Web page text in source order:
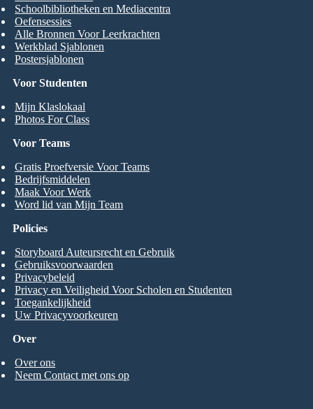
Voor Studenten
Mijn Klaslokaal
Photos For Class
Schoolbibliotheken en Mediacentra
Oefensessies
Alle Bronnen Voor Leerkrachten
Werkblad Sjablonen
Postersjablonen
Voor Teams
Gratis Proefversie Voor Teams
Bedrijfsmiddelen
Maak Voor Werk
Word lid van Mijn Team
Over
Over ons
Neem Contact met ons op
Policies
Storyboard Auteursrecht en Gebruik
Gebruiksvoorwaarden
Privacybeleid
Privacy en Veiligheid Voor Scholen en Studenten
Toegankelijkheid
Uw Privacyvoorkeuren